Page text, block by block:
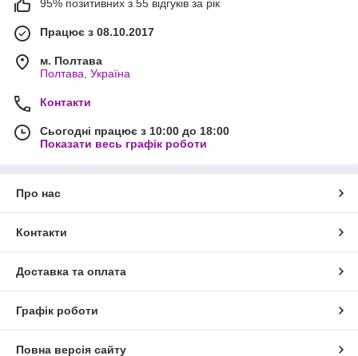
95% позитивних з 55 відгуків за рік
Працює з 08.10.2017
м. Полтава
Полтава, Україна
Контакти
Сьогодні працює з 10:00 до 18:00
Показати весь графік роботи
Про нас
Контакти
Доставка та оплата
Графік роботи
Повна версія сайту